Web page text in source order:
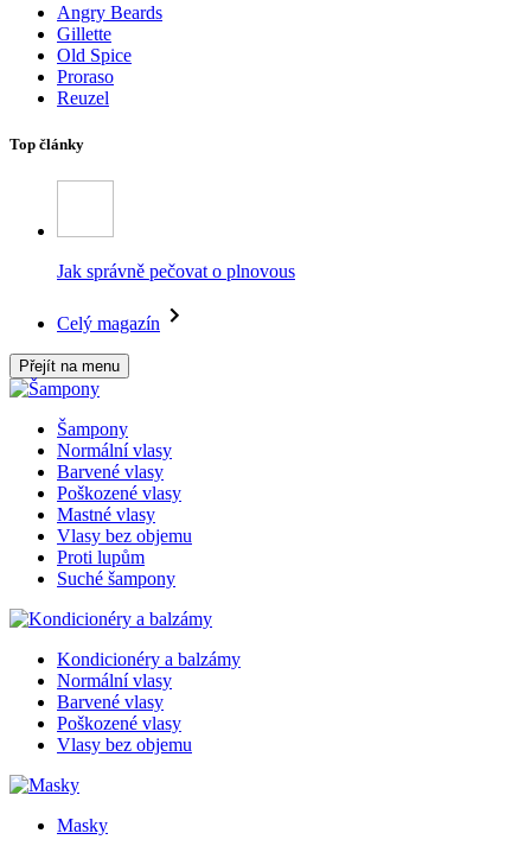
Angry Beards
Gillette
Old Spice
Proraso
Reuzel
Top články
Jak správně pečovat o plnovous
Celý magazín
Přejít na menu
Šampony
Normální vlasy
Barvené vlasy
Poškozené vlasy
Mastné vlasy
Vlasy bez objemu
Proti lupům
Suché šampony
Kondicionéry a balzámy
Normální vlasy
Barvené vlasy
Poškozené vlasy
Vlasy bez objemu
Masky